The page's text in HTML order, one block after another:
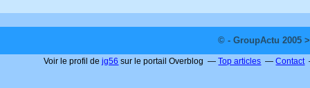
© - GroupActu 2005
Voir le profil dejg56 sur le portail Overblog Top articles Contact